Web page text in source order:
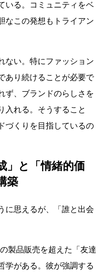
いる。コミュニティをベ
なこの発想もトライアン
ない。特にファッション
あり続けることが必要で
ず、ブランドのらしさを
入れる。そうすること
づくりを目指しているの
」と「情緒的価
築
に思えるが、「誰と出会
製品販売を超えた「友達
学がある。彼が強調する